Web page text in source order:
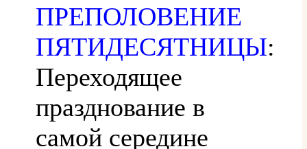
ПРЕПОЛОВЕНИЕ
ПЯТИДЕСЯТНИЦЫ:
Переходящее
празднование в
самой середине